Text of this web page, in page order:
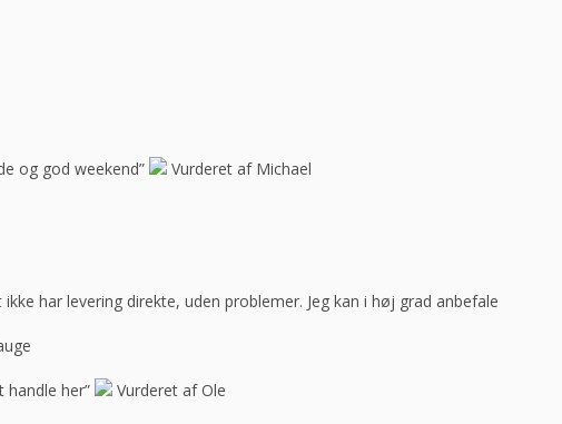
og god weekend”
Vurderet af Michael
har levering direkte, uden problemer. Jeg kan i høj grad anbefale
her”
Vurderet af Ole